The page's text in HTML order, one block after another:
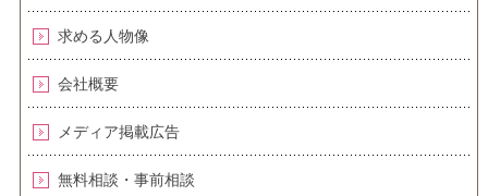
求める人物像
会社概要
メディア掲載広告
無料相談・事前相談